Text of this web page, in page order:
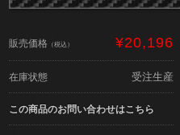
販売価格 （税込） ¥20,196
在庫状態 受注生産
この商品のお問い合わせはこちら